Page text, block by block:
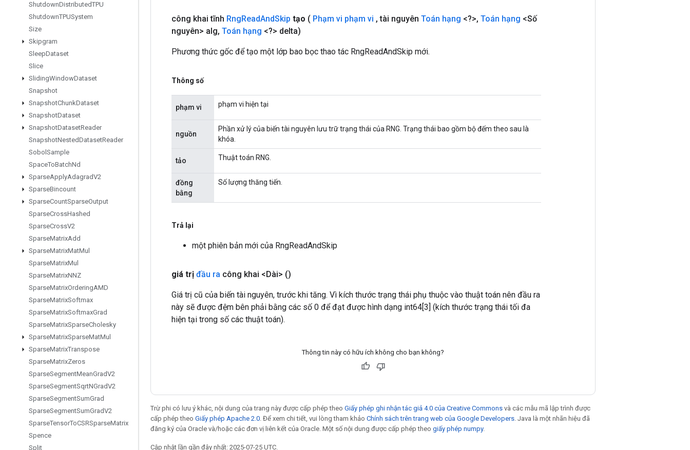
ShutdownDistributedTPU
ShutdownTPUSystem
Size
Skipgram
SleepDataset
Slice
SlidingWindowDataset
Snapshot
SnapshotChunkDataset
SnapshotDataset
SnapshotDatasetReader
SnapshotNestedDatasetReader
Sobol Sample
SpaceToBatchNd
SparseApplyAdagradV2
SparseBincount
SparseCountSparseOutput
SparseCrossHashed
SparseCrossV2
SparseMatrixAdd
SparseMatrixMatMul
SparseMatrixMul
SparseMatrixNNZ
SparseMatrixOrderingAMD
SparseMatrixSoftmax
SparseMatrixSoftmaxGrad
SparseMatrixSparseCholesky
SparseMatrixSparseMatMul
SparseMatrixTranspose
SparseMatrixZeros
SparseSegmentMeanGradV2
SparseSegmentSqrtNGradV2
SparseSegmentSumGrad
SparseSegmentSumGradV2
SparseTensorToCSRSparseMatrix
Spence
Split
công khai tĩnh RngReadAndSkip tạo ( Phạm vi phạm vi , tài nguyên Toán hạng <?>, Toán hạng <Số
nguyên> alg, Toán hạng <?> delta)
Phương thức gốc để tạo một lớp bao bọc thao tác RngReadAndSkip mới.
Thông số
phạm vi phạm vi hiện tại
nguồn
Phần xử lý của biến tài nguyên lưu trữ trạng thái của RNG. Trạng thái bao gồm bộ đếm theo sau là
khóa.
tảo Thuật toán RNG.
đồng
bằng
Số lượng thăng tiến.
Trả lại
một phiên bản mới của RngReadAndSkip
giá trị đầu ra công khai <Dài> ()
Giá trị cũ của biến tài nguyên, trước khi tăng. Vì kích thước trạng thái phụ thuộc vào thuật toán nên đầu ra
này sẽ được đệm bên phải bằng các số 0 để đạt được hình dạng int64[3] (kích thước trạng thái tối đa
hiện tại trong số các thuật toán).
Thông tin này có hữu ích không cho bạn không?
Trừ phi có lưu ý khác, nội dung của trang này được cấp phép theo Giấy phép ghi nhận tác giả 4.0 của Creative Commons và các mẫu mã lập trình được
cấp phép theo Giấy phép Apache 2.0 . Để xem chi tiết, vui lòng tham khảo Chính sách trên trang web của Google Developers . Java là một nhãn hiệu đã
đăng ký của Oracle và/hoặc các đơn vị liên kết của Oracle. Một số nội dung được cấp phép theo giấy phép numpy.
Cập nhật lần gần đây nhất: 2025-07-25 UTC.